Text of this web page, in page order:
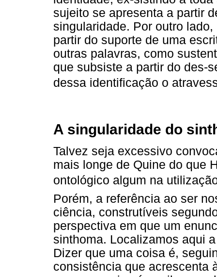
sujeito se apresenta a partir
singularidade. Por outro
partir do suporte de uma
outras palavras, como
que subsiste a partir do des-
dessa identificação o
A singularidade do
Talvez seja excessivo
mais longe de Quine do que
ontológico algum na
Porém, a referência ao ser
ciência, construtíveis
perspectiva em que um
sinthoma. Localizamos aqui
Dizer que uma coisa é,
consistência que acrescenta